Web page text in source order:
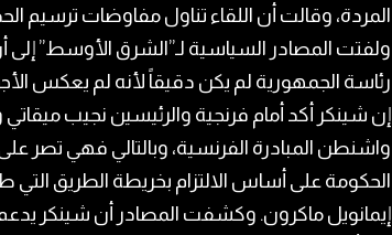
المردة، وقالت أن اللقاء تناول مفاوضات ترسيم
ولفتت المصادر السياسية لـ”الشرق الأوسط” إلى
رئاسة الجمهورية لم يكن دقيقاً لأنه لم يعكس
إن شينكر أكد أمام فرنجية والرئيسين نجيب
واشنطن المبادرة الفرنسية، وبالتالي فهي تصر
الحكومة على أساس الالتزام بخريطة الطريق التي
إيمانويل ماكرون. وكشفت المصادر أن شينكر يدعم